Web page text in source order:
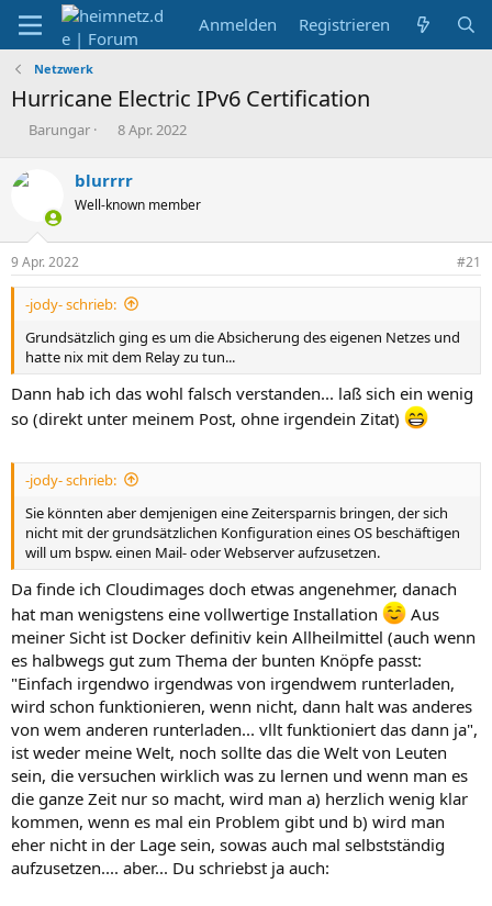
Anmelden Registrieren
Netzwerk
Hurricane Electric IPv6 Certification
E
t
l
e
r
Barungar
E
t
e
l
a
m
8 Apr. 2022
blurrrr
Well-known member
9 Apr. 2022 #21
-jody- schrieb:
Grundsätzlich ging es um die Absicherung des eigenen Netzes und
hatte nix mit dem Relay zu tun...
Dann hab ich das wohl falsch verstanden... laß sich ein wenig
so (direkt unter meinem Post, ohne irgendein Zitat)
-jody- schrieb:
Sie könnten aber demjenigen eine Zeitersparnis bringen, der sich
nicht mit der grundsätzlichen Konfiguration eines OS beschäftigen
will um bspw. einen Mail- oder Webserver aufzusetzen.
Da finde ich Cloudimages doch etwas angenehmer, danach
hat man wenigstens eine vollwertige Installation
Aus
meiner Sicht ist Docker definitiv kein Allheilmittel (auch wenn
es halbwegs gut zum Thema der bunten Knöpfe passt:
"Einfach irgendwo irgendwas von irgendwem runterladen,
wird schon funktionieren, wenn nicht, dann halt was anderes
von wem anderen runterladen... vllt funktioniert das dann ja",
ist weder meine Welt, noch sollte das die Welt von Leuten
sein, die versuchen wirklich was zu lernen und wenn man es
die ganze Zeit nur so macht, wird man a) herzlich wenig klar
kommen, wenn es mal ein Problem gibt und b) wird man
eher nicht in der Lage sein, sowas auch mal selbstständig
aufzusetzen.... aber... Du schriebst ja auch: